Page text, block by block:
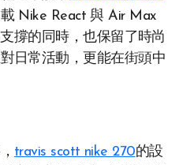
Nike React 與 Air Max
撐的同時，也保留了時尚
日常活動，更能在街頭中
travis scott nike 270的設